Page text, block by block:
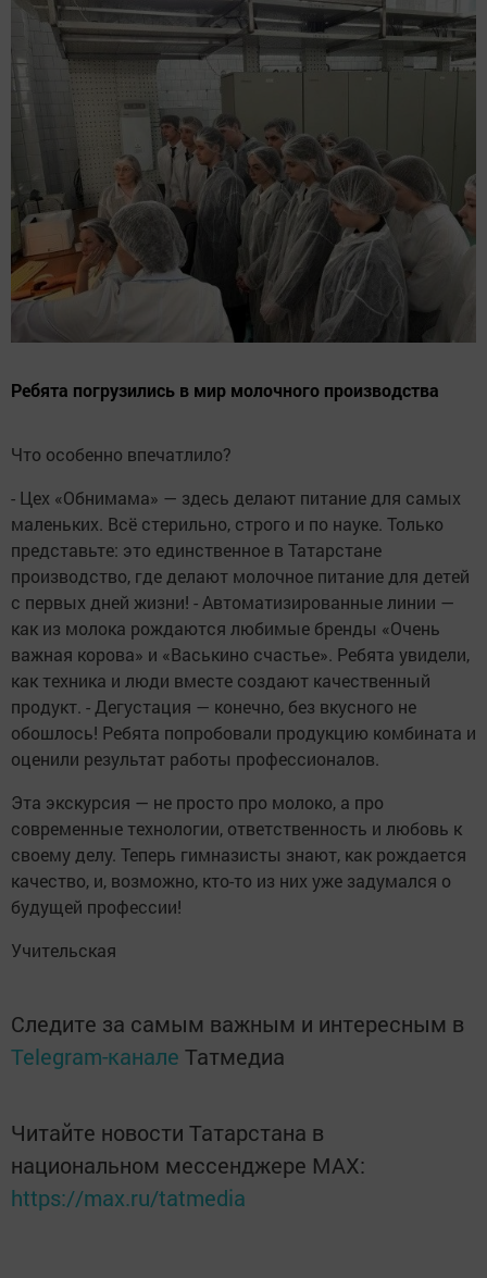
Ребята погрузились в мир молочного производства
Что особенно впечатлило?
- Цех «Обнимама» — здесь делают питание для самых
маленьких. Всё стерильно, строго и по науке. Только
представьте: это единственное в Татарстане
производство, где делают молочное питание для детей
с первых дней жизни! - Автоматизированные линии —
как из молока рождаются любимые бренды «Очень
важная корова» и «Васькино счастье». Ребята увидели,
как техника и люди вместе создают качественный
продукт. - Дегустация — конечно, без вкусного не
обошлось! Ребята попробовали продукцию комбината и
оценили результат работы профессионалов.
Эта экскурсия — не просто про молоко, а про
современные технологии, ответственность и любовь к
своему делу. Теперь гимназисты знают, как рождается
качество, и, возможно, кто-то из них уже задумался о
будущей профессии!
Учительская
Следите за самым важным и интересным в
Telegram-канале Татмедиа
Читайте новости Татарстана в
национальном мессенджере MАХ:
https://max.ru/tatmedia